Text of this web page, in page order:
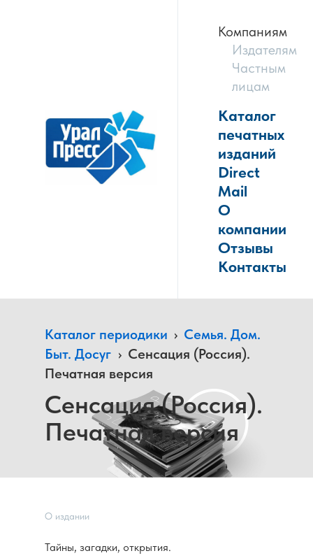
Компаниям
Издателям
Частным
лицам
Каталог
печатных
изданий
Direct
Mail
О
компании
Отзывы
Контакты
Каталог периодики › Семья. Дом.
Быт. Досуг › Сенсация (Россия).
Печатная версия
Сенсация (Россия).
Печатная версия
О издании
Тайны, загадки, открытия.